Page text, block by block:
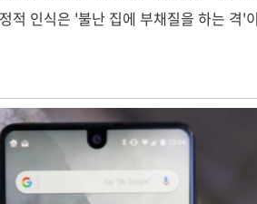
적 인식은 '불난 집에 부채질을 하는 격'